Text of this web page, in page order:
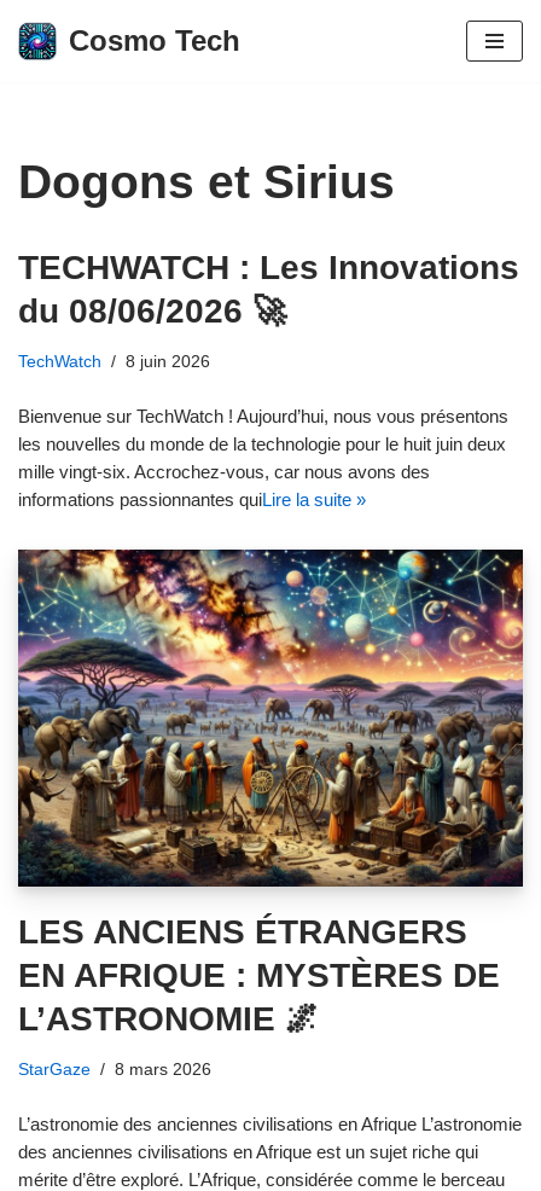
Aller
Cosmo Tech
Dogons et Sirius
TECHWATCH : Les Innovations
du 08/06/2026 🚀
TechWatch 8 juin 2026
Bienvenue sur TechWatch ! Aujourd’hui, nous vous présentons
les nouvelles du monde de la technologie pour le huit juin deux
mille vingt-six. Accrochez-vous, car nous avons des
informations passionnantes quiLire la suite »
LES ANCIENS ÉTRANGERS
EN AFRIQUE : MYSTÈRES DE
L’ASTRONOMIE 🌌
StarGaze 8 mars 2026
L’astronomie des anciennes civilisations en Afrique L’astronomie
des anciennes civilisations en Afrique est un sujet riche qui
mérite d’être exploré. L’Afrique, considérée comme le berceau